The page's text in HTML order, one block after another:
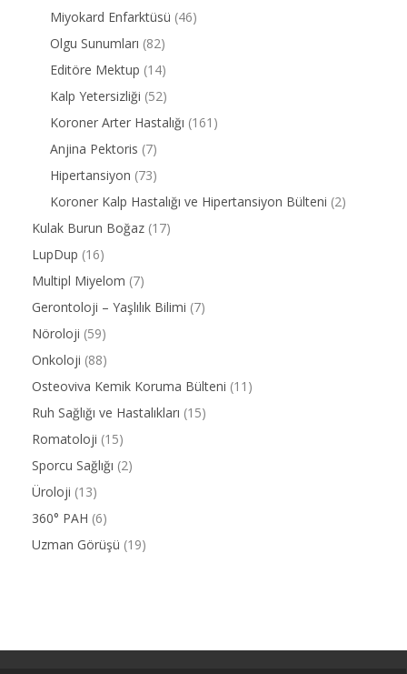
Miyokard Enfarktüsü (46)
Olgu Sunumları (82)
Editöre Mektup (14)
Kalp Yetersizliği (52)
Koroner Arter Hastalığı (161)
Anjina Pektoris (7)
Hipertansiyon (73)
Koroner Kalp Hastalığı ve Hipertansiyon Bülteni (2)
Kulak Burun Boğaz (17)
LupDup (16)
Multipl Miyelom (7)
Gerontoloji – Yaşlılık Bilimi (7)
Nöroloji (59)
Onkoloji (88)
Osteoviva Kemik Koruma Bülteni (11)
Ruh Sağlığı ve Hastalıkları (15)
Romatoloji (15)
Sporcu Sağlığı (2)
Üroloji (13)
360° PAH (6)
Uzman Görüşü (19)